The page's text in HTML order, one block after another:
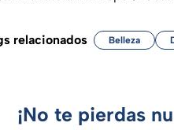
relacionados Belleza
¡No te pierdas